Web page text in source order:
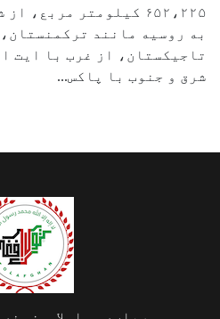
۶۵۲،۲۲۵ کیلومتر
به روسیه مانند
تاجیکستان، از غرب با ایت
شرق و جنوب با پاکس...